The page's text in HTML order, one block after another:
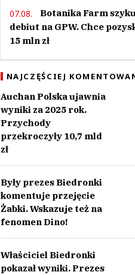
07.08.
Botanika Farm
debiut na GPW. Chce
15 mln zł
NAJCZĘŚCIEJ
Auchan Polska ujawnia
wyniki za 2025 rok.
Przychody
przekroczyły 10,7 mld
zł
Były prezes Biedronki
komentuje przejęcie
Żabki. Wskazuje też na
fenomen Dino!
Właściciel Biedronki
pokazał wyniki. Prezes